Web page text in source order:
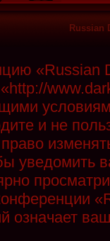
Russian
и не
уведомить
означает